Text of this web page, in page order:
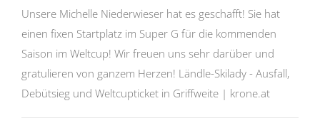
Unsere Michelle Niederwieser hat es geschafft! Sie hat
einen fixen Startplatz im Super G für die kommenden
Saison im Weltcup! Wir freuen uns sehr darüber und
gratulieren von ganzem Herzen! Ländle-Skilady - Ausfall,
Debütsieg und Weltcupticket in Griffweite | krone.at